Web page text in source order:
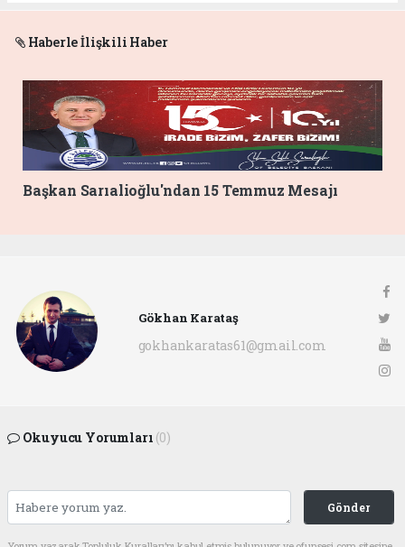
Haberle İlişkili Haber
Başkan Sarıalioğlu'ndan 15 Temmuz Mesajı
Gökhan Karataş
gokhankaratas61@gmail.com
Okuyucu Yorumları (0)
Gönder